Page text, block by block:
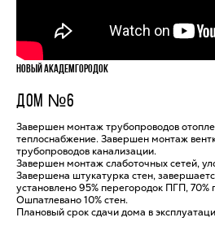
Новый Академгородок
ДОМ №6
Завершен монтаж трубопроводов
теплоснабжение. Завершен монтаж
трубопроводов канализации.
Завершен монтаж слаботочных сетей,
Завершена штукатурка стен,
установлено 95% перегородок ПГП,
Ошпатлевано 10% стен.
Плановый срок сдачи дома в